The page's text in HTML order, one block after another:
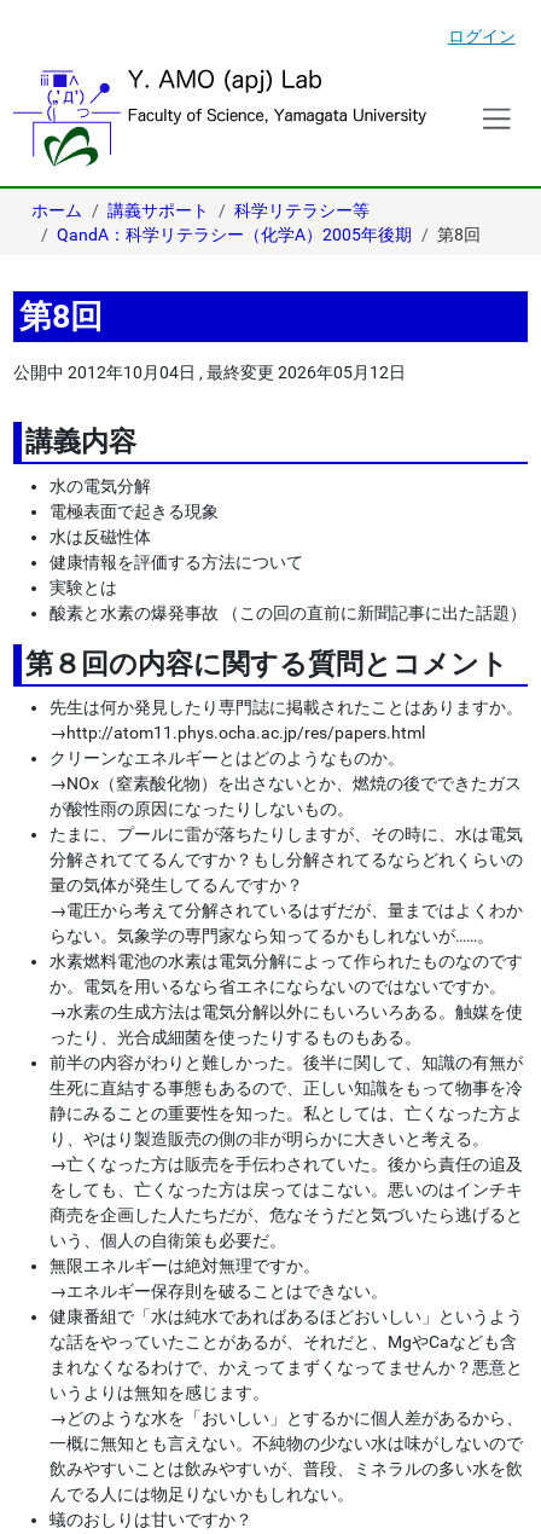
ログイン
ホーム 講義サポート
科学リテラシー等
QandA：科学リテラシー（化学A）2005年後期
第8回
第8回
公開中 2012年10月04日 ,最終変更 2026年05月12日
講義内容
水の電気分解
電極表面で起きる現象
水は反磁性体
健康情報を評価する方法について
実験とは
酸素と水素の爆発事故 （この回の直前に新聞記事に出た話題）
第８回の内容に関する質問とコメント
先生は何か発見したり専門誌に掲載されたことはありますか。
→http://atom11.phys.ocha.ac.jp/res/papers.html
クリーンなエネルギーとはどのようなものか。
→NOx（窒素酸化物）を出さないとか、燃焼の後でできたガス
が酸性雨の原因になったりしないもの。
たまに、プールに雷が落ちたりしますが、その時に、水は電気
分解されててるんですか？もし分解されてるならどれくらいの
量の気体が発生してるんですか？
→電圧から考えて分解されているはずだが、量まではよくわか
らない。気象学の専門家なら知ってるかもしれないが……。
水素燃料電池の水素は電気分解によって作られたものなのです
か。電気を用いるなら省エネにならないのではないですか。
→水素の生成方法は電気分解以外にもいろいろある。触媒を使
ったり、光合成細菌を使ったりするものもある。
前半の内容がわりと難しかった。後半に関して、知識の有無が
生死に直結する事態もあるので、正しい知識をもって物事を冷
静にみることの重要性を知った。私としては、亡くなった方よ
り、やはり製造販売の側の非が明らかに大きいと考える。
→亡くなった方は販売を手伝わされていた。後から責任の追及
をしても、亡くなった方は戻ってはこない。悪いのはインチキ
商売を企画した人たちだが、危なそうだと気づいたら逃げると
いう、個人の自衛策も必要だ。
無限エネルギーは絶対無理ですか。
→エネルギー保存則を破ることはできない。
健康番組で「水は純水であればあるほどおいしい」というよう
な話をやっていたことがあるが、それだと、MgやCaなども含
まれなくなるわけで、かえってまずくなってませんか？悪意と
いうよりは無知を感じます。
→どのような水を「おいしい」とするかに個人差があるから、
一概に無知とも言えない。不純物の少ない水は味がしないので
飲みやすいことは飲みやすいが、普段、ミネラルの多い水を飲
んでる人には物足りないかもしれない。
蟻のおしりは甘いですか？